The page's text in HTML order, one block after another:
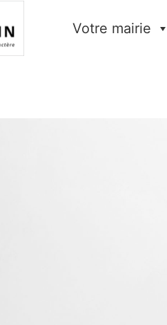
Votre mairie